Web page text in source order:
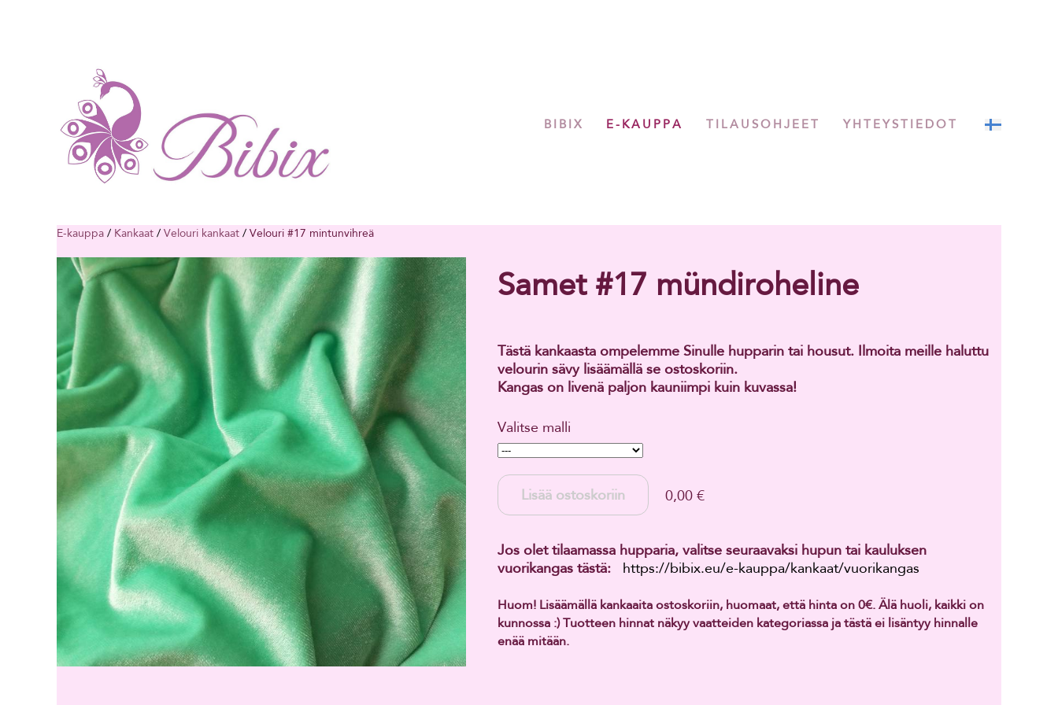
BIBIX E-KAUPPA TILAUSOHJEET YHTEYSTIEDOT
E-kauppa / Kankaat / Velouri kankaat / Velouri #17 mintunvihreä
Samet #17 mündiroheline
Tästä kankaasta ompelemme Sinulle hupparin tai housut. Ilmoita meille haluttu
velourin sävy lisäämällä se ostoskoriin.
Kangas on livenä paljon kauniimpi kuin kuvassa!
Valitse malli
Lisää ostoskoriin 0,00 €
Jos olet tilaamassa hupparia, valitse seuraavaksi hupun tai kauluksen
vuorikangas tästä: https://bibix.eu/e-kauppa/kankaat/vuorikangas
Huom! Lisäämällä kankaaita ostoskoriin, huomaat, että hinta on 0€. Älä huoli, kaikki on
kunnossa :) Tuotteen hinnat näkyy vaatteiden kategoriassa ja tästä ei lisäntyy hinnalle
enää mitään.